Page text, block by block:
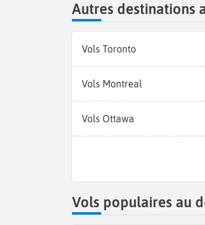
Autres destinations
Vols Toronto
Vols Montreal
Vols Ottawa
Vols populaires au